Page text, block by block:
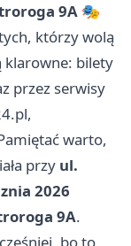
9A 🎭
którzy wolą
klarowne: bilety
przez serwisy
warto,
przy ul.
2026
9A.